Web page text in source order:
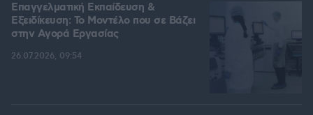
Επαγγελματική Εκπαίδευση &
Εξειδίκευση: Το Mοντέλο που σε Bάζει
στην Aγορά Eργασίας
26.07.2026, 09:54